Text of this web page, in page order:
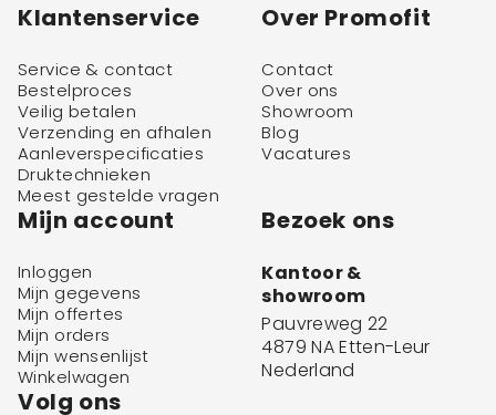
Klantenservice
Service & contact
Bestelproces
Veilig betalen
Verzending en afhalen
Aanleverspecificaties
Druktechnieken
Meest gestelde vragen
Over Promofit
Contact
Over ons
Showroom
Blog
Vacatures
Mijn account
Inloggen
Mijn gegevens
Mijn offertes
Mijn orders
Mijn wensenlijst
Winkelwagen
Bezoek ons
Kantoor &
showroom
Pauvreweg 22
4879 NA Etten-Leur
Nederland
Volg ons